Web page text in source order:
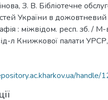
З. В. Бібліотечне
України в дожовтневий
: міжвідом. респ. зб. /
л Книжкової палати